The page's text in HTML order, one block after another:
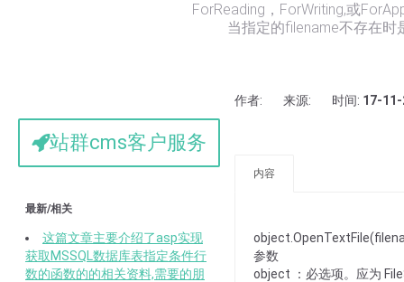
ForReading，ForWriting,或
当指定的filename不存在
站群cms客户服务
最新/相关
这篇文章主要介绍了asp实现
获取MSSQL数据库表指定条件行
数的函数的的相关资料,需要的朋
作者: 来源: 时间: 17-11-
内容
参数
object ：必选项。应为